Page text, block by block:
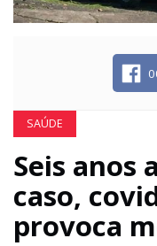
ESPECIAL
SAÚDE
Seis anos
caso,
provoca